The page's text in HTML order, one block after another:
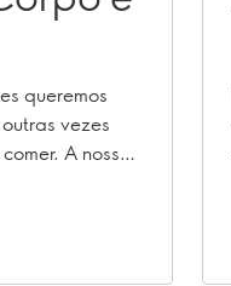
queremos
vezes
A nossa